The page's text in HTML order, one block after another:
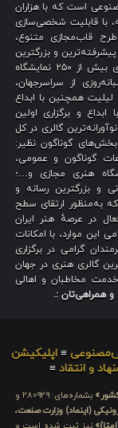
است که با هزاران
با قابلیت شخصی‌سازی
قاب‌مجازی متنوع،
و بزرگترین
گالری آنلاین در کل جهان می‌باشد، که باتجربهٔ برگزاری بیش از ۲۵۰ نمایشگاه
از سراسرجهان،
لیلیت همچنین با ابداع
و برگزاری اولین
گالری در کل
بخش‌های گوناگون نظیر:
گوناگون و عمومی،
هنری مجازی و…؛
و بزرگترین رسانه و
به‌منظور ارتقای سطح
در عرصهٔ هنر ایران
این موارد، با امکانات
گرامی در برگزاری
گالری هنری در جهان
مخاطبان و اهالی
همراهی‌تان :.
≡ اپلیکیشن
و انتقاد ≡
بشماره‌های: ۲۸۰۹۲۹ و
(اینماد) وزارت صنعت،